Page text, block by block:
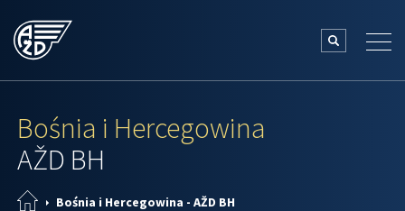
Bośnia i Hercegowina
AŽD BH
Bośnia i Hercegowina - AŽD BH